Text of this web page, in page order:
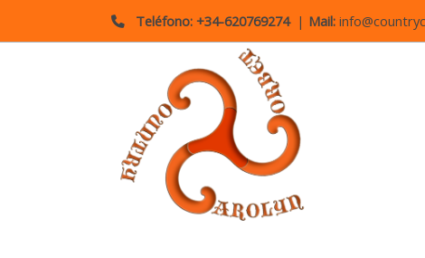
Teléfono: +34-620769274| Mail: